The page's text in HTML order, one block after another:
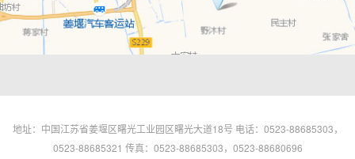
地址：中国江苏省姜堰区曙光工业园区曙光大道18号 电话：0523-88685303，
0523-88685321 传真：0523-88685303，0523-88680696